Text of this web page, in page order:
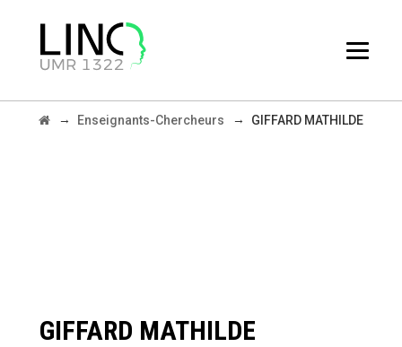
GIFFARD MATHILDE
→ Enseignants-Chercheurs → GIFFARD MATHILDE
GIFFARD MATHILDE